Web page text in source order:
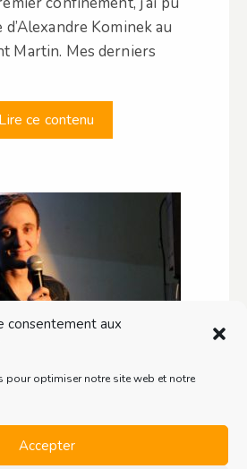
consentement aux
optimiser notre site web et notre
Accepter
Kominek au
Martin. Mes derniers
Lire ce contenu
Morisson, le
propose depuis peu son